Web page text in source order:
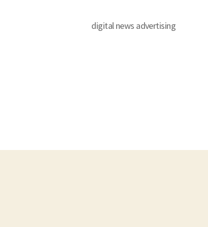
digital news advertising